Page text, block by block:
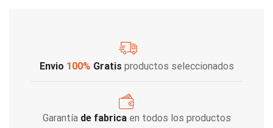
Envio 100% Gratis productos seleccionados
Garantía de fabricaen todos los productos